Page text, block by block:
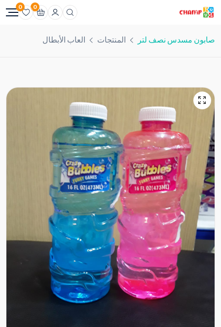
0
0
صابون مسدس نصف لتر المنتجات العاب الأبطال